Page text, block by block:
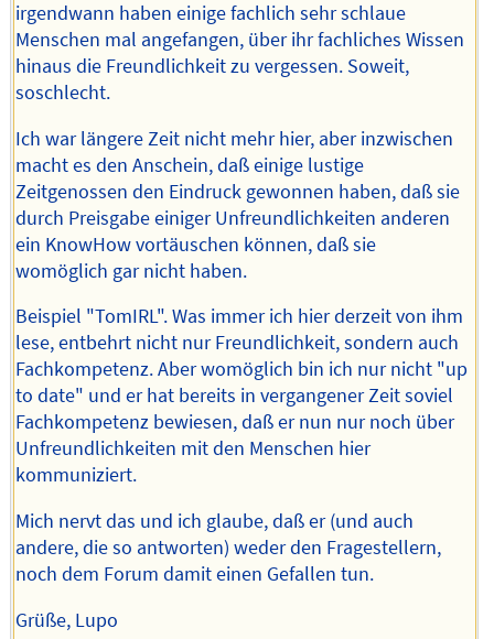
irgendwann haben einige fachlich sehr schlaue
Menschen mal angefangen, über ihr fachliches Wissen
hinaus die Freundlichkeit zu vergessen. Soweit,
soschlecht.
Ich war längere Zeit nicht mehr hier, aber inzwischen
macht es den Anschein, daß einige lustige
Zeitgenossen den Eindruck gewonnen haben, daß sie
durch Preisgabe einiger Unfreundlichkeiten anderen
ein KnowHow vortäuschen können, daß sie
womöglich gar nicht haben.
Beispiel "TomIRL". Was immer ich hier derzeit von ihm
lese, entbehrt nicht nur Freundlichkeit, sondern auch
Fachkompetenz. Aber womöglich bin ich nur nicht "up
to date" und er hat bereits in vergangener Zeit soviel
Fachkompetenz bewiesen, daß er nun nur noch über
Unfreundlichkeiten mit den Menschen hier
kommuniziert.
Mich nervt das und ich glaube, daß er (und auch
andere, die so antworten) weder den Fragestellern,
noch dem Forum damit einen Gefallen tun.
Grüße, Lupo